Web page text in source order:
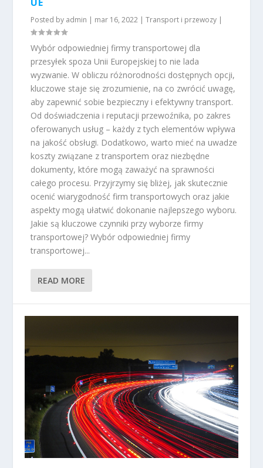
Posted by admin | mar 16, 2022 |Transport i przewozy |
Wybór odpowiedniej firmy transportowej dla
przesyłek spoza Unii Europejskiej to nie lada
wyzwanie. W obliczu różnorodności dostępnych opcji,
kluczowe staje się zrozumienie, na co zwrócić uwagę,
aby zapewnić sobie bezpieczny i efektywny transport.
Od doświadczenia i reputacji przewoźnika, po zakres
oferowanych usług – każdy z tych elementów wpływa
na jakość obsługi. Dodatkowo, warto mieć na uwadze
koszty związane z transportem oraz niezbędne
dokumenty, które mogą zaważyć na sprawności
całego procesu. Przyjrzymy się bliżej, jak skutecznie
ocenić wiarygodność firm transportowych oraz jakie
aspekty mogą ułatwić dokonanie najlepszego wyboru.
Jakie są kluczowe czynniki przy wyborze firmy
transportowej? Wybór odpowiedniej firmy
transportowej...
READ MORE